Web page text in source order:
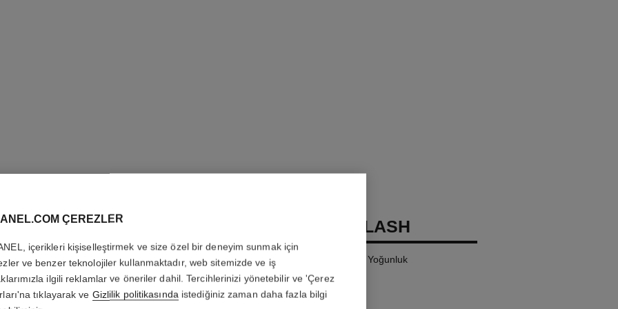
ROUGE COCO FLASH
Tek Dokunuşta Parlaklik, Renk, Yoğunluk
Daha fazla ayrıntı
Ref. 174090
ÇEREZLER
içerikleri kişiselleştirmek ve size özel bir deneyim sunmak için
ve benzer teknolojiler kullanmaktadır, web sitemizde ve iş
ilgili reklamlar ve öneriler dahil. Tercihlerinizi yönetebilir ve 'Çerez
tıklayarak ve Gizlilik politikasındaistediğiniz zaman daha fazla bilgi